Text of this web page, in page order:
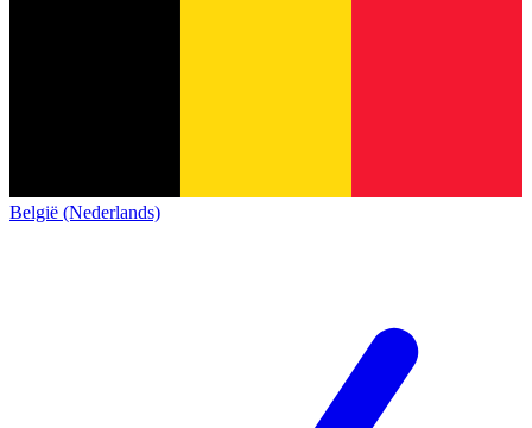
België (Nederlands)